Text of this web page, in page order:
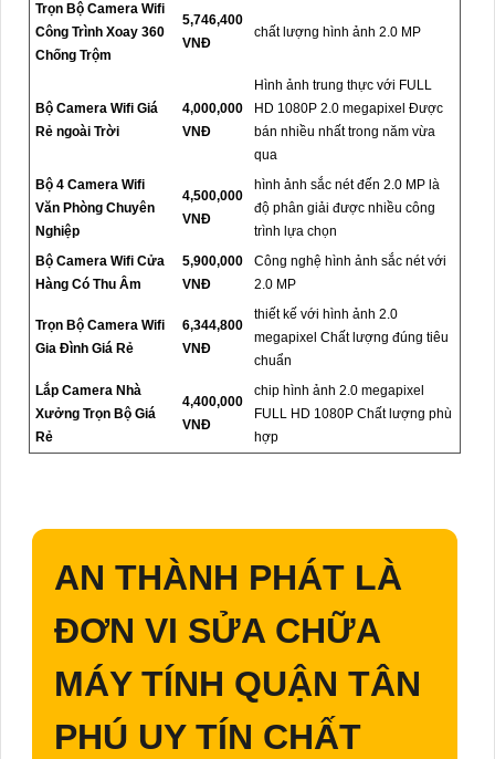
Trọn Bộ Camera Wifi
Công Trình Xoay 360
Chống Trộm
5,746,400
VNĐ
chất lượng hình ảnh 2.0 MP
Bộ Camera Wifi Giá
Rẻ ngoài Trời
4,000,000
VNĐ
Hình ảnh trung thực với FULL
HD 1080P 2.0 megapixel Được
bán nhiều nhất trong năm vừa
qua
Bộ 4 Camera Wifi
Văn Phòng Chuyên
Nghiệp
4,500,000
VNĐ
hình ảnh sắc nét đến 2.0 MP là
độ phân giải được nhiều công
trình lựa chọn
Bộ Camera Wifi Cửa
Hàng Có Thu Âm
5,900,000
VNĐ
Công nghệ hình ảnh sắc nét với
2.0 MP
Trọn Bộ Camera Wifi
Gia Đình Giá Rẻ
6,344,800
VNĐ
thiết kế với hình ảnh 2.0
megapixel Chất lượng đúng tiêu
chuẩn
Lắp Camera Nhà
Xưởng Trọn Bộ Giá
Rẻ
4,400,000
VNĐ
chip hình ảnh 2.0 megapixel
FULL HD 1080P Chất lượng phù
hợp
AN THÀNH PHÁT LÀ
ĐƠN VI SỬA CHỮA
MÁY TÍNH QUẬN TÂN
PHÚ UY TÍN CHẤT